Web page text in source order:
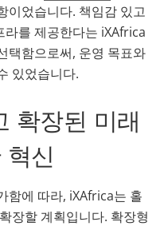
이었습니다. 책임감 있고
를 제공한다는 iXAfrica
택함으로써, 운영 목표와
있었습니다.
확장된 미래
신
함에 따라, iXAfrica는 홀
장할 계획입니다. 확장형